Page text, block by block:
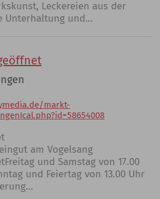
Leckereien aus der
Unterhaltung und…
markt-
am Vogelsang
und Samstag von 17.00
und Feiertag von 13.00 Uhr